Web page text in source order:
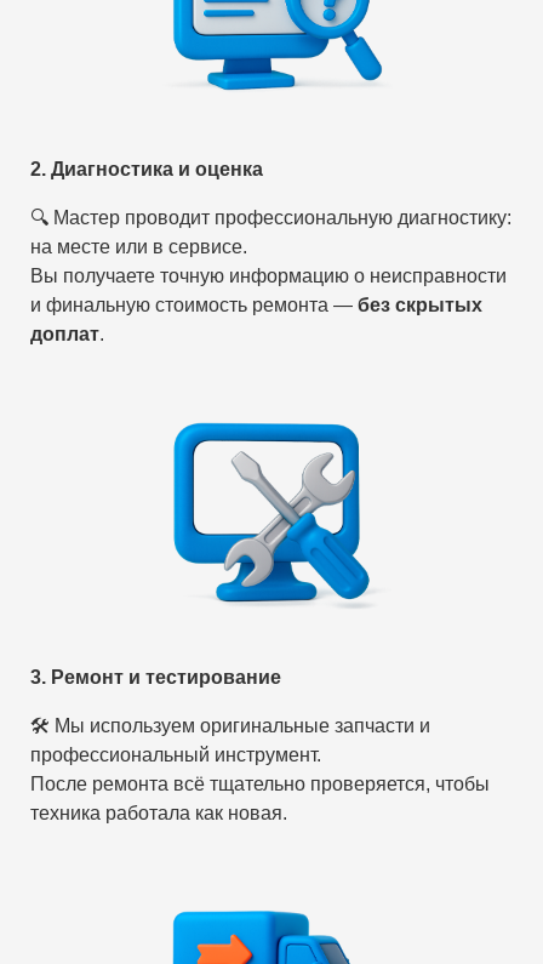
2. Диагностика и оценка
🔍 Мастер проводит профессиональную диагностику:
на месте или в сервисе.
Вы получаете точную информацию о неисправности
и финальную стоимость ремонта — без скрытых
доплат.
3. Ремонт и тестирование
🛠 Мы используем оригинальные запчасти и
профессиональный инструмент.
После ремонта всё тщательно проверяется, чтобы
техника работала как новая.